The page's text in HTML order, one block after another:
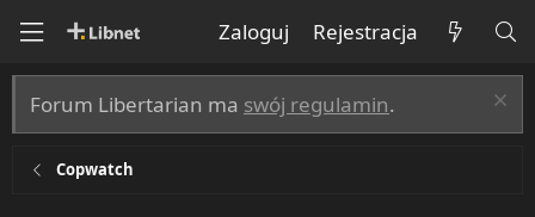
Zaloguj Rejestracja
Forum Libertarian ma swój regulamin.
Copwatch